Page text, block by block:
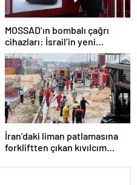
MOSSAD’ın bombalı çağrı
cihazları: İsrail’in yeni
suikastını MİT önledi
İran’daki liman patlamasına
forkliftten çıkan kıvılcım